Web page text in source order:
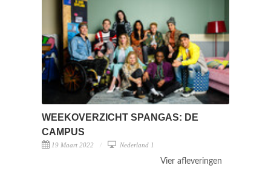
WEEKOVERZICHT SPANGAS: DE
CAMPUS
19 Maart 2022 Nederland 1
Vier afleveringen